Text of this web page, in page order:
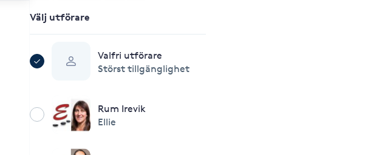
Välj utförare
Valfri utförare
Störst tillgänglighet
Rum Irevik
Ellie